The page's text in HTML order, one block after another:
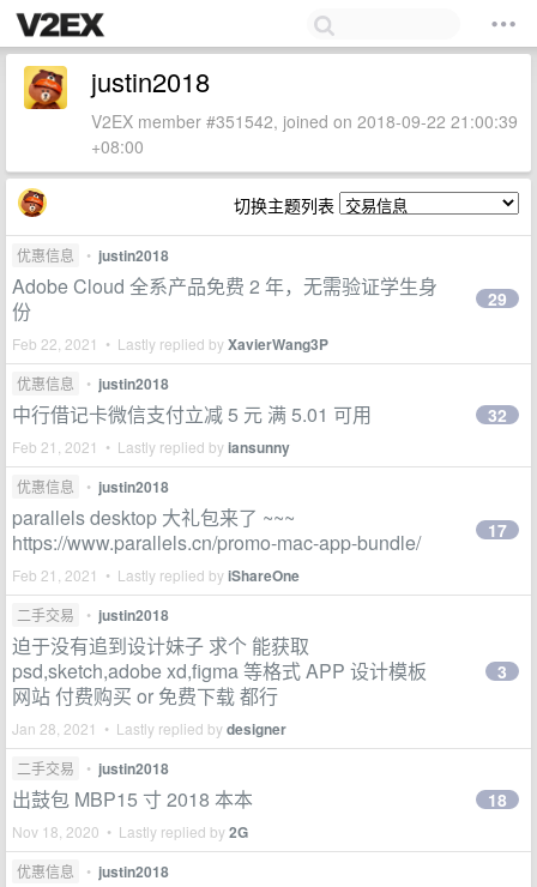
justin2018
V2EX member #351542, joined on 2018-09-22 21:00:39
+08:00
切换主题列表
优惠信息 • justin2018
Adobe Cloud 全系产品免费 2 年，无需验证学生身
份
Feb 22, 2021 • Lastly replied byXavierWang3P
29
优惠信息 • justin2018
中行借记卡微信支付立减 5 元 满 5.01 可用
Feb 21, 2021 • Lastly replied byiansunny
32
优惠信息 • justin2018
parallels desktop 大礼包来了 ~~~
https://www.parallels.cn/promo-mac-app-bundle/
Feb 21, 2021 • Lastly replied byiShareOne
17
二手交易 • justin2018
迫于没有追到设计妹子 求个 能获取
psd,sketch,adobe xd,figma 等格式 APP 设计模板
网站 付费购买 or 免费下载 都行
Jan 28, 2021 • Lastly replied bydesigner
3
二手交易 • justin2018
出鼓包 MBP15 寸 2018 本本
Nov 18, 2020 • Lastly replied by2G
18
优惠信息 • justin2018